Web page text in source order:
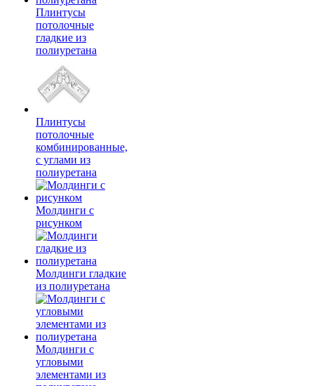
Плинтусы
потолочные
гладкие из
полиуретана
Плинтусы
потолочные
комбинированные,
с углами из
полиуретана
Молдинги c
рисунком
Молдинги гладкие
из полиуретана
Молдинги с
угловыми
элементами из